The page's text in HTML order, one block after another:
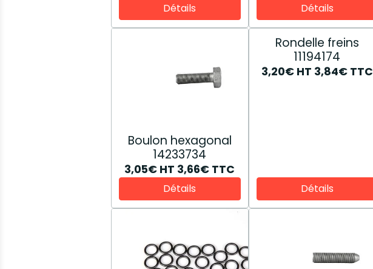
Détails Détails
Boulon hexagonal
14233734
3,05€ HT 3,66€ TTC
Détails
Rondelle freins
11194174
3,20€ HT 3,84€ TTC
Détails